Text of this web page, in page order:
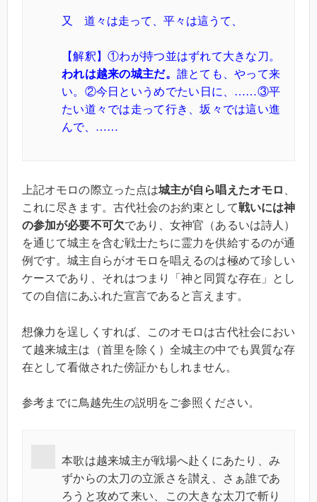
又 道々は走って、平々は這うて、
【解釈】①わが持つ並はずれて大きな刀。
われは越来の城主だ。 誰とても、やって来
い。②今日というめでたい日に、……③平
たい道々では走って行き、坂々では這い進
んで、……
上記オモロの際立った点は城主が自ら唱えたオモロ
これに尽きます。古代社会のお約束として戦いには神
の参加が必要不可欠であり、女神官（あるいは詩人）
を通じて城主を含む戦士たちに霊力を供給するのが通
例です。城主自らがオモロを唱えるのは極めて珍しい
ケースであり、それはつまり「神と同質な存在」とし
ての自信にあふれた宣言であると言えます。
想像力を逞しくすれば、このオモロは古代社会におい
て越来城主は（首里を除く）全城主の中でも異質な存
在として看做された傍証かもしれません。
参考までに鳥越先生の説明をご参照ください。
本歌は越来城主が戦場へ赴くにあたり、み
ずからの太刀の立派さを讃え、さぁ誰であ
ろうと攻めて来い、この大きな太刀で斬り